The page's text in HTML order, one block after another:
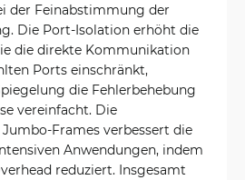
der Feinabstimmung der
Die Port-Isolation erhöht die
die direkte Kommunikation
Ports einschränkt,
die Fehlerbehebung
vereinfacht. Die
Frames verbessert die
Anwendungen, indem
reduziert. Insgesamt